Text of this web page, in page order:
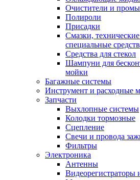
Очистители и
Полироли
Присадки
Смазки,
специальные
Средства для стекол
Шампуни для
мойки
Багажные системы
Инструмент и расходные
Запчасти
Выхлопные системы
Колодки тормозные
Сцепление
Свечи и провода
Фильтры
Электроника
Антенны
Видеорегистраторы